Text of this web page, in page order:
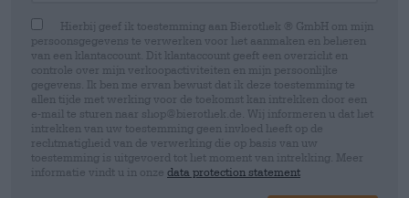
Hierbij geef ik toestemming aan Bierothek ® GmbH om mijn
persoonsgegevens te verwerken voor het aanmaken en beheren
van een klantaccount. Dit klantaccount geeft een overzicht en
controle over mijn verkoopactiviteiten en mijn persoonlijke
gegevens. Ik ben me ervan bewust dat ik deze toestemming te
allen tijde met werking voor de toekomst kan intrekken door een
e-mail te sturen naar shop@bierothek.de. Wij informeren u dat het
intrekken van uw toestemming geen invloed heeft op de
rechtmatigheid van de verwerking die op basis van uw
toestemming is uitgevoerd tot het moment van intrekking. Meer
informatie vindt u in onze data protection statement